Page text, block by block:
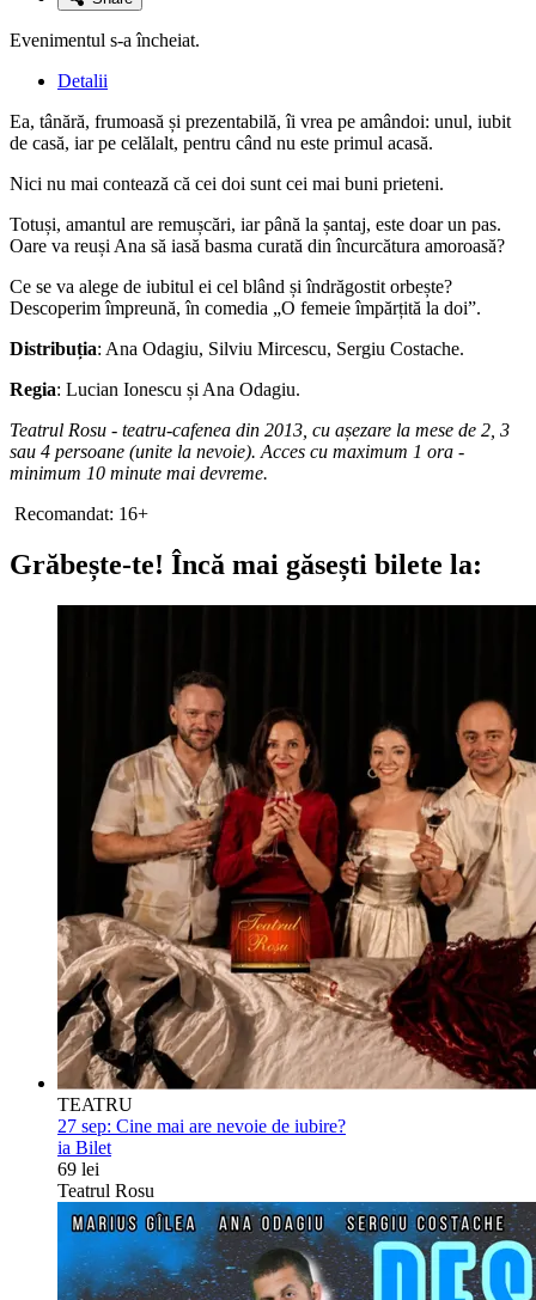
Evenimentul s-a încheiat.
Detalii
Ea, tânără, frumoasă și prezentabilă, îi vrea pe amândoi: unul, iubit
de casă, iar pe celălalt, pentru când nu este primul acasă.
Nici nu mai contează că cei doi sunt cei mai buni prieteni.
Totuși, amantul are remușcări, iar până la șantaj, este doar un pas.
Oare va reuși Ana să iasă basma curată din încurcătura amoroasă?
Ce se va alege de iubitul ei cel blând și îndrăgostit orbește?
Descoperim împreună, în comedia „O femeie împărțită la doi”.
Distribuția: Ana Odagiu, Silviu Mircescu, Sergiu Costache.
Regia: Lucian Ionescu și Ana Odagiu.
Teatrul Rosu - teatru-cafenea din 2013, cu așezare la mese de 2, 3
sau 4 persoane (unite la nevoie). Acces cu maximum 1 ora -
minimum 10 minute mai devreme.
Recomandat: 16+
Grăbește-te! Încă mai găsești bilete la:
TEATRU
27 sep: Cine mai are nevoie de iubire?
ia Bilet
69 lei
Teatrul Rosu